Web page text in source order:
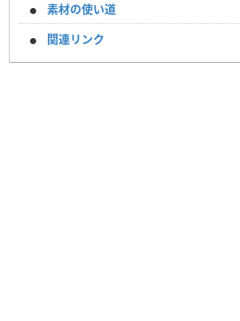
素材の使い道
関連リンク